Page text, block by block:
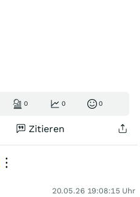
0 0 0
Zitieren
20.05.26 19:08:15 Uhr